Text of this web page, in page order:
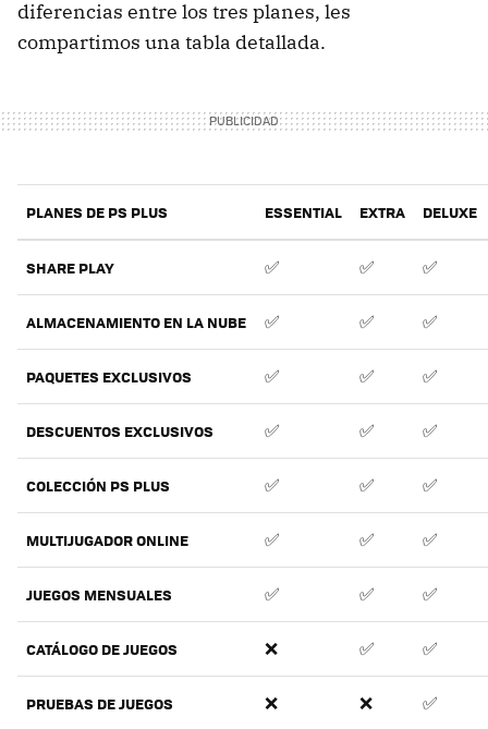
diferencias entre los tres planes, les
compartimos una tabla detallada.
PLANES DE PS PLUS ESSENTIAL EXTRA DELUXE
SHARE PLAY ✅ ✅ ✅
ALMACENAMIENTO EN LA NUBE ✅ ✅ ✅
PAQUETES EXCLUSIVOS ✅ ✅ ✅
DESCUENTOS EXCLUSIVOS ✅ ✅ ✅
COLECCIÓN PS PLUS ✅ ✅ ✅
MULTIJUGADOR ONLINE ✅ ✅ ✅
JUEGOS MENSUALES ✅ ✅ ✅
CATÁLOGO DE JUEGOS ❌ ✅ ✅
PRUEBAS DE JUEGOS ❌ ❌ ✅